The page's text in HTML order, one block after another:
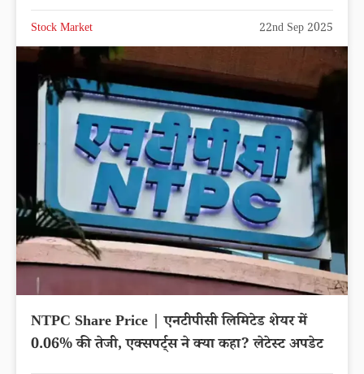
Stock Market 22nd Sep 2025
NTPC Share Price | एनटीपीसी लिमिटेड शेयर में
0.06% की तेजी, एक्सपर्ट्स ने क्या कहा? लेटेस्ट अपडेट